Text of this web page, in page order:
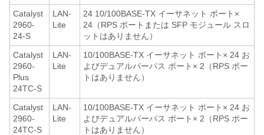
Catalyst
2960-
24-S
LAN-
Lite
24 10/100BASE-TX イーサネット ポート×
24（RPS ポートまたは SFP モジュール スロ
ットはありません）
Catalyst
2960-
Plus
24TC-S
LAN-
Lite
10/100BASE-TX イーサネット ポート× 24 お
よびデュアルパーパス ポート× 2（RPS ポー
トはありません）
Catalyst
2960-
24TC-S
LAN-
Lite
10/100BASE-TX イーサネット ポート× 24 お
よびデュアルパーパス ポート× 2（RPS ポー
トはありません）